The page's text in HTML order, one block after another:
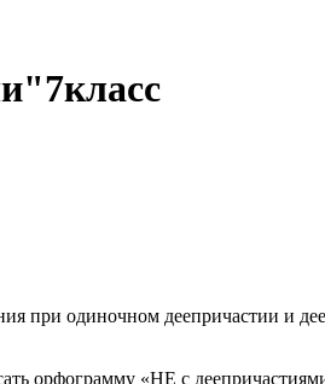
при одиночном деепричастии и
орфограмму «НЕ с